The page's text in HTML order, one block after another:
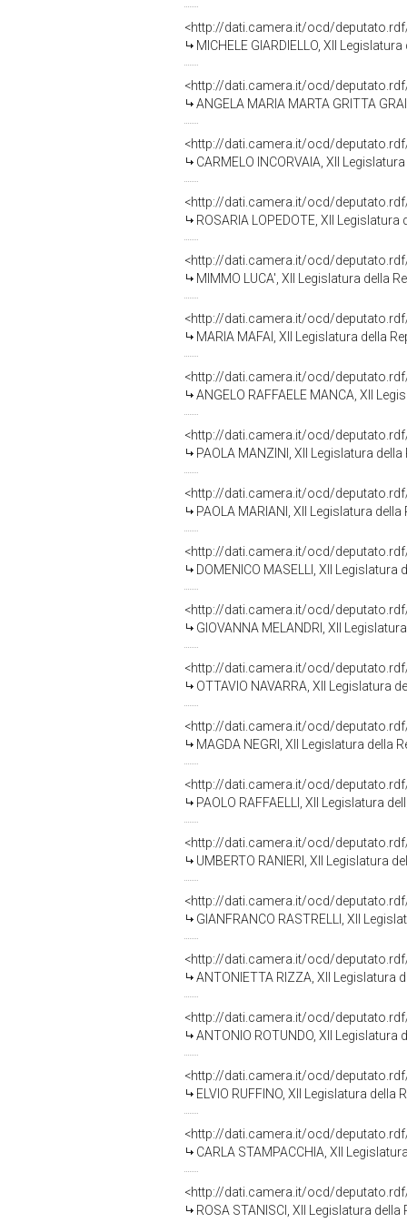
<http://dati.camera.it/ocd/
MICHELE GIARDIELLO, XII
<http://dati.camera.it/ocd/
ANGELA MARIA MARTA GRITTA
<http://dati.camera.it/ocd/
CARMELO INCORVAIA, XII
<http://dati.camera.it/ocd/
ROSARIA LOPEDOTE, XII
<http://dati.camera.it/ocd/
MIMMO LUCA', XII Legislatura della
<http://dati.camera.it/ocd/
MARIA MAFAI, XII Legislatura della
<http://dati.camera.it/ocd/
ANGELO RAFFAELE MANCA, XII
<http://dati.camera.it/ocd/
PAOLA MANZINI, XII Legislatura
<http://dati.camera.it/ocd/
PAOLA MARIANI, XII Legislatura
<http://dati.camera.it/ocd/
DOMENICO MASELLI, XII Legislatura
<http://dati.camera.it/ocd/
GIOVANNA MELANDRI, XII
<http://dati.camera.it/ocd/
OTTAVIO NAVARRA, XII Legislatura
<http://dati.camera.it/ocd/
MAGDA NEGRI, XII Legislatura della
<http://dati.camera.it/ocd/
PAOLO RAFFAELLI, XII Legislatura
<http://dati.camera.it/ocd/
UMBERTO RANIERI, XII Legislatura
<http://dati.camera.it/ocd/
GIANFRANCO RASTRELLI, XII
<http://dati.camera.it/ocd/
ANTONIETTA RIZZA, XII Legislatura
<http://dati.camera.it/ocd/
ANTONIO ROTUNDO, XII Legislatura
<http://dati.camera.it/ocd/
ELVIO RUFFINO, XII Legislatura della
<http://dati.camera.it/ocd/
CARLA STAMPACCHIA, XII
<http://dati.camera.it/ocd/
ROSA STANISCI, XII Legislatura della